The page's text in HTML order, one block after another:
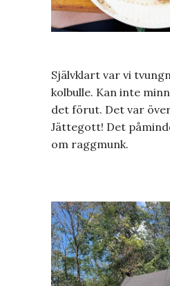
Självklart var vi
kolbulle. Kan inte
det förut. Det var
Jättegott! Det
om raggmunk.